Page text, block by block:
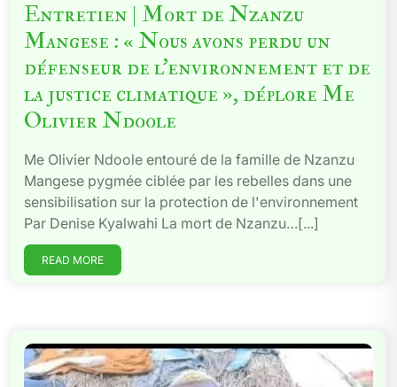
Entretien | Mort de Nzanzu
Mangese : « Nous avons perdu un
défenseur de l’environnement et de
la justice climatique », déplore Me
Olivier Ndoole
Me Olivier Ndoole entouré de la famille de Nzanzu
Mangese pygmée ciblée par les rebelles dans une
sensibilisation sur la protection de l'environnement
Par Denise Kyalwahi La mort de Nzanzu…[...]
READ MORE